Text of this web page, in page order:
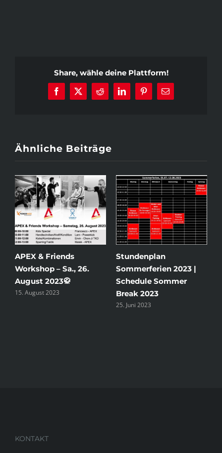
Share, wähle deine Plattform!
Facebook
X RedditLinkedInPinterest
E-
Mail
Ähnliche Beiträge
APEX & Friends
Workshop – Sa., 26.
August 2023🥋
15. August 2023
Stundenplan
Sommerferien 2023 |
Schedule Sommer
Break 2023
25. Juni 2023
KONTAKT